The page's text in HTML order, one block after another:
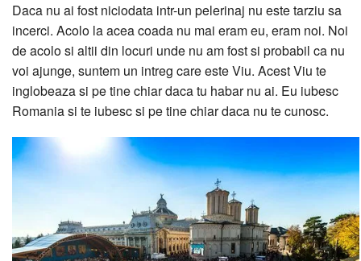
Daca nu ai fost niciodata intr-un pelerinaj nu este tarziu sa
incerci. Acolo la acea coada nu mai eram eu, eram noi. Noi
de acolo si altii din locuri unde nu am fost si probabil ca nu
voi ajunge, suntem un intreg care este Viu. Acest Viu te
inglobeaza si pe tine chiar daca tu habar nu ai. Eu iubesc
Romania si te iubesc si pe tine chiar daca nu te cunosc.